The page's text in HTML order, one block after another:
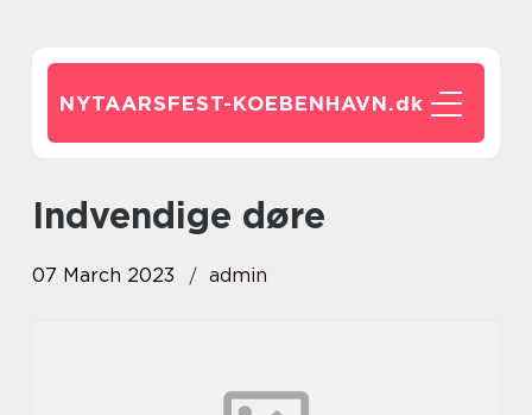
NYTAARSFEST-KOEBENHAVN.dk
indvendige døre
07 March 2023 admin